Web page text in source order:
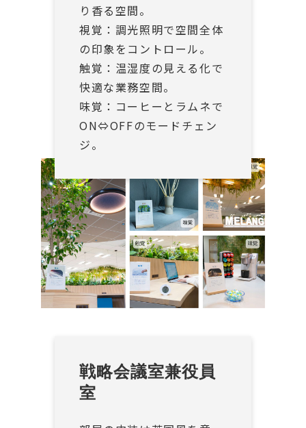
り香る空間。
視覚：調光照明で空間全体
の印象をコントロール。
触覚：温湿度の見える化で
快適な業務空間。
味覚：コーヒーとラムネで
ON⇔OFFのモードチェン
ジ。
戦略会議室兼役員
室